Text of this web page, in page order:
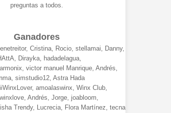
preguntas a todos.
Ganadores
Cristina, Rocio, stellamai, Danny,
Dirayka, hadadelagua,
victor manuel Manrique, Andrés,
simstudio12, Astra Hada
amoalaswinx, Winx Club,
Andrés, Jorge, joabloom,
Trendy, Lucrecia, Flora Martínez, tecna